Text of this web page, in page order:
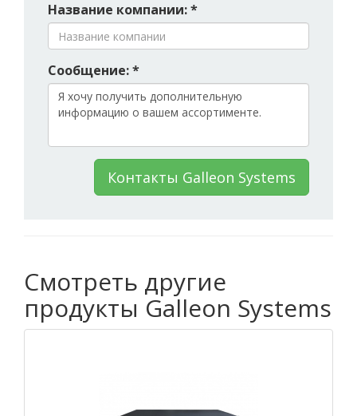
Название компании: *
Сообщение: *
Контакты Galleon Systems
Смотреть другие
продукты Galleon Systems